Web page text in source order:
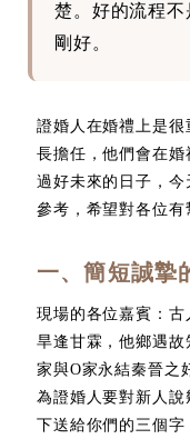
楚。好的流程
剛好。
證婚人在婚禮上是
長擔任，他們會在婚
過好未來的日子，
參考，希望對各位有
一、簡短誠摯
現場的各位嘉賓：古
旱逢甘霖，他鄉遇
家與O家永結秦晉之
為證婚人要對新人
下送給你們的三個字